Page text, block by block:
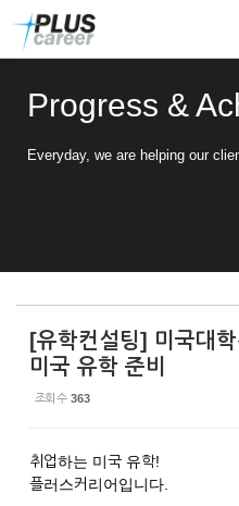
Progress &
Everyday, we are helping our
[유학컨설팅] 미국대
미국 유학 준비
조회 수 363
취업하는 미국 유학!
플러스커리어입니다.